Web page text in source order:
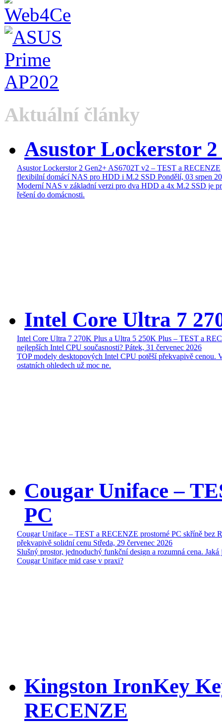
Aktuální články
Asustor Lockerstor
Asustor Lockerstor 2 Gen2+ AS6702T v2 – TEST a RECENZE
flexibilní domácí NAS pro HDD i M.2 SSD Pondělí, 03 srpen
Moderní NAS v základní verzi pro dva HDD a 4x M.2 SSD je
řešení do domácnosti.
Intel Core Ultra 7
Intel Core Ultra 7 270K Plus a Ultra 5 250K Plus – TEST a
nejlepších Intel CPU současnosti? Pátek, 31 červenec 2026
TOP modely desktopových Intel CPU potěší překvapivě cenou.
ostatních ohledech už moc ne.
Cougar Uniface –
PC
Cougar Uniface – TEST a RECENZE prostorné PC skříně bez
překvapivě solidní cenu Středa, 29 červenec 2026
Slušný prostor, jednoduchý funkční design a rozumná cena. Jaká
Cougar Uniface mid case v praxi?
Kingston IronKey
RECENZE